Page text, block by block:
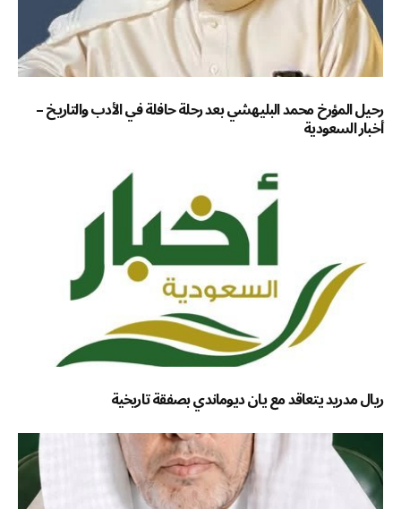
رحيل المؤرخ محمد البليهشي بعد رحلة حافلة في الأدب والتاريخ –
أخبار السعودية
ريال مدريد يتعاقد مع يان ديوماندي بصفقة تاريخية